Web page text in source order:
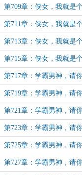
的酱油党（82）（袖儿语
更）
第709章：侠女，我就是
的酱油党（84）
第711章：侠女，我就是
的酱油党（86）
第713章：侠女，我就是
的酱油党（88）
第715章：侠女，我就是
的酱油党（90）
第717章：学霸男神，请
同班校花（1）
第719章：学霸男神，请
同班校花（3）
第721章：学霸男神，请
同班校花（5）（蕊的人生
第723章：学霸男神，请
同班校花（7）（s.的加更
第725章：学霸男神，请
同班校花（9）
第727章：学霸男神，请